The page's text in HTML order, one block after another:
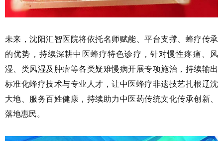
未来，沈阳汇智医院将依托名师赋能、平台支撑、蜂疗传承
的优势，持续深耕中医蜂疗特色诊疗，针对慢性疼痛、风
湿、类风湿及肿瘤等各类疑难慢病开展专项施治，持续输出
标准化蜂疗技术与专业人才，让中医蜂疗非遗技艺扎根辽沈
大地、服务百姓健康，持续助力中医药传统文化传承创新、
落地惠民。